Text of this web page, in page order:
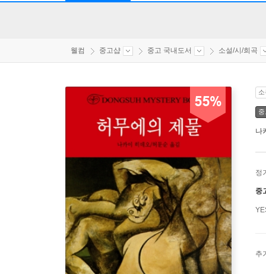
웰컴 중고샵 중고 국내도서 소설/시/희곡
55%
나
정
중
추